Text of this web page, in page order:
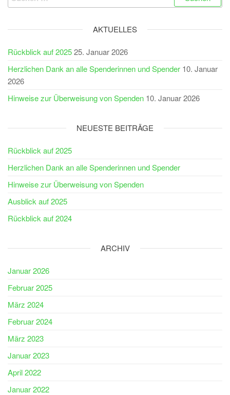
nach:
AKTUELLES
Rückblick auf 202525. Januar 2026
Herzlichen Dank an alle Spenderinnen und Spender 10. Januar
2026
Hinweise zur Überweisung von Spenden 10. Januar 2026
NEUESTE BEITRÄGE
Rückblick auf 2025
Herzlichen Dank an alle Spenderinnen und Spender
Hinweise zur Überweisung von Spenden
Ausblick auf 2025
Rückblick auf 2024
ARCHIV
Januar 2026
Februar 2025
März 2024
Februar 2024
März 2023
Januar 2023
April 2022
Januar 2022